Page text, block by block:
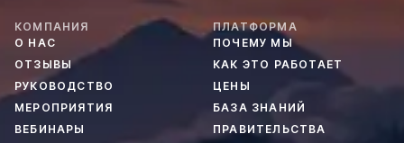
КОМПАНИЯ
О НАС
ОТЗЫВЫ
РУКОВОДСТВО
МЕРОПРИЯТИЯ
ВЕБИНАРЫ
ПЛАТФОРМА
ПОЧЕМУ МЫ
КАК ЭТО РАБОТАЕТ
ЦЕНЫ
БАЗА ЗНАНИЙ
ПРАВИТЕЛЬСТВА